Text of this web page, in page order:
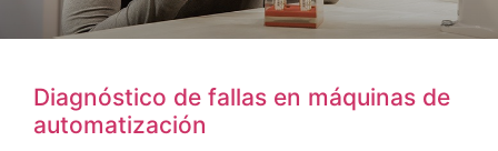
Diagnóstico de fallas en máquinas de
automatización